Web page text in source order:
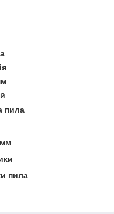
пила
пила